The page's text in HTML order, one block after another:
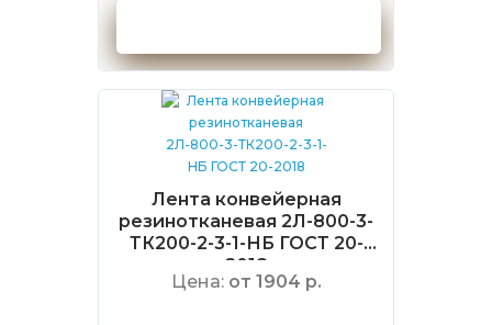
Лента конвейерная
резинотканевая 2Л-800-3-
ТК200-2-3-1-НБ ГОСТ 20-
2018
Цена: от 1904 р.